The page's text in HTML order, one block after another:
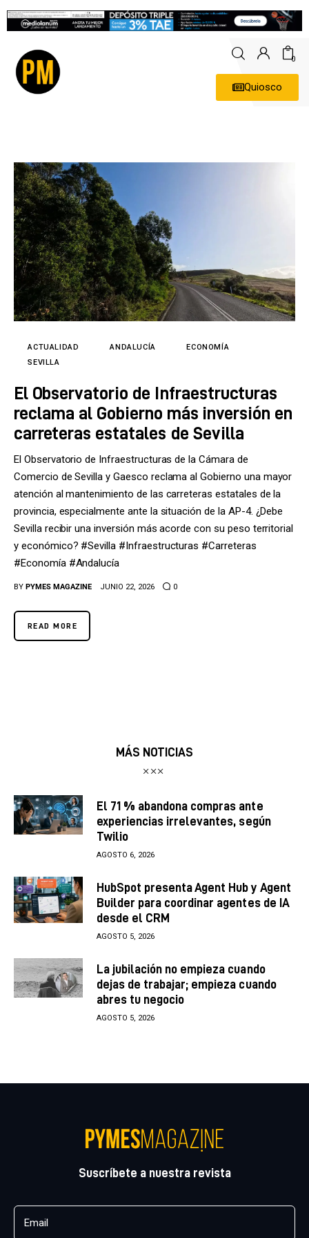
0
Quiosco
Economía
Empresas
Entrevistas
Expertos
Tecnología
Cultura
Directorio
ACTUALIDAD ANDALUCÍA
ECONOMÍA
SEVILLA
El Observatorio de Infraestructuras
reclama al Gobierno más inversión en
carreteras estatales de Sevilla
El Observatorio de Infraestructuras de la Cámara de
Comercio de Sevilla y Gaesco reclama al Gobierno una mayor
atención al mantenimiento de las carreteras estatales de la
provincia, especialmente ante la situación de la AP-4. ¿Debe
Sevilla recibir una inversión más acorde con su peso territorial
y económico? #Sevilla #Infraestructuras #Carreteras
#Economía #Andalucía
BY PYMES MAGAZINE JUNIO 22, 2026 0
READ MORE
MÁS NOTICIAS
El 71 % abandona compras ante
experiencias irrelevantes, según
Twilio
AGOSTO 6, 2026
HubSpot presenta Agent Hub y Agent
Builder para coordinar agentes de IA
desde el CRM
AGOSTO 5, 2026
La jubilación no empieza cuando
dejas de trabajar; empieza cuando
abres tu negocio
AGOSTO 5, 2026
Suscríbete a nuestra revista